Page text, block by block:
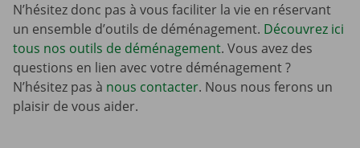
N’hésitez donc pas à vous faciliter la vie en réservant
un ensemble d’outils de déménagement. Découvrez ici
tous nos outils de déménagement. Vous avez des
questions en lien avec votre déménagement ?
N’hésitez pas à nous contacter. Nous nous ferons un
plaisir de vous aider.